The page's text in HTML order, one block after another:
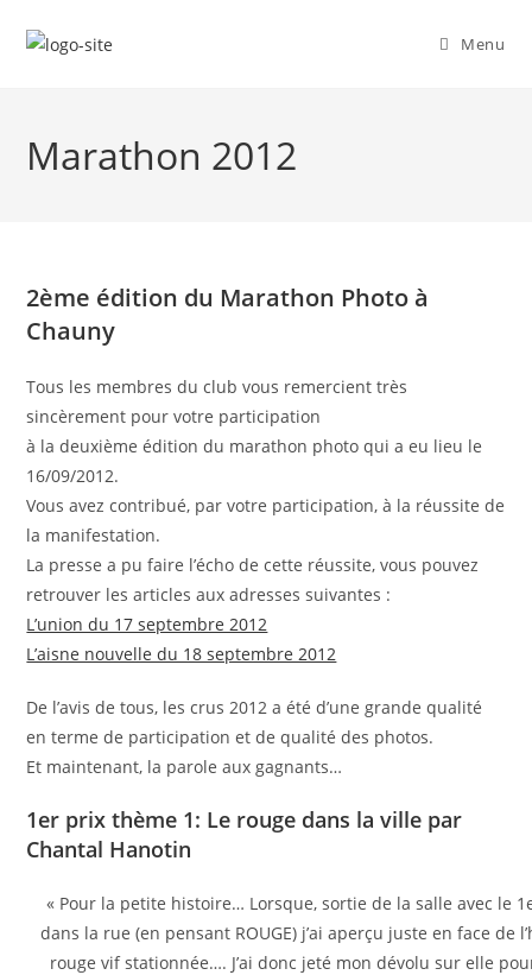
Menu
Marathon 2012
2ème édition du Marathon Photo à
Chauny
Tous les membres du club vous remercient très
sincèrement pour votre participation
à la deuxième édition du marathon photo qui a eu lieu le
16/09/2012.
Vous avez contribué, par votre participation, à la réussite de
la manifestation.
La presse a pu faire l’écho de cette réussite, vous pouvez
retrouver les articles aux adresses suivantes :
L’union du 17 septembre 2012
L’aisne nouvelle du 18 septembre 2012
De l’avis de tous, les crus 2012 a été d’une grande qualité
en terme de participation et de qualité des photos.
Et maintenant, la parole aux gagnants…
1er prix thème 1: Le rouge dans la ville par
Chantal Hanotin
« Pour la petite histoire… Lorsque, sortie de la salle avec le
dans la rue (en pensant ROUGE) j’ai aperçu juste en face de
rouge vif stationnée…. J’ai donc jeté mon dévolu sur elle